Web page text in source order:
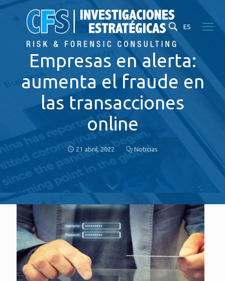
ES
Empresas en alerta:
aumenta el fraude en
las transacciones
online
21 abril, 2022 Noticias